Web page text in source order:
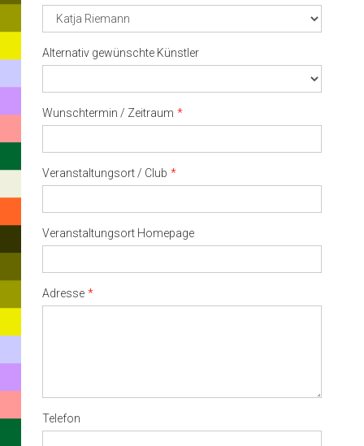
Alternativ gewünschte Künstler
Wunschtermin / Zeitraum
Veranstaltungsort / Club
Veranstaltungsort Homepage
Adresse
Telefon